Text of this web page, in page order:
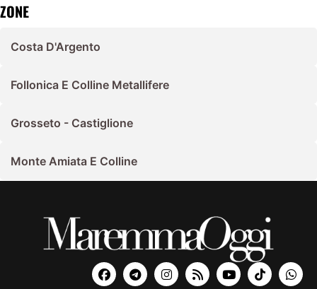
ZONE
Costa D'Argento
Follonica E Colline Metallifere
Grosseto - Castiglione
Monte Amiata E Colline